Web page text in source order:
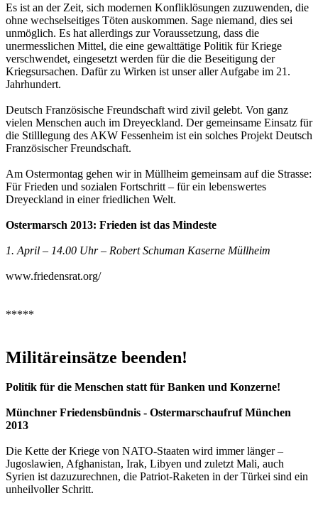
Es ist an der Zeit, sich modernen Konfliklösungen zuzuwenden, die
ohne wechselseitiges Töten auskommen. Sage niemand, dies sei
unmöglich. Es hat allerdings zur Voraussetzung, dass die
unermesslichen Mittel, die eine gewalttätige Politik für Kriege
verschwendet, eingesetzt werden für die die Beseitigung der
Kriegsursachen. Dafür zu Wirken ist unser aller Aufgabe im 21.
Jahrhundert.
Deutsch Französische Freundschaft wird zivil gelebt. Von ganz
vielen Menschen auch im Dreyeckland. Der gemeinsame Einsatz für
die Stilllegung des AKW Fessenheim ist ein solches Projekt Deutsch
Französischer Freundschaft.
Am Ostermontag gehen wir in Müllheim gemeinsam auf die Strasse:
Für Frieden und sozialen Fortschritt – für ein lebenswertes
Dreyeckland in einer friedlichen Welt.
Ostermarsch 2013: Frieden ist das Mindeste
1. April – 14.00 Uhr – Robert Schuman Kaserne Müllheim
www.friedensrat.org/
*****
Militäreinsätze beenden!
Politik für die Menschen statt für Banken und Konzerne!
Münchner Friedensbündnis - Ostermarschaufruf München
2013
Die Kette der Kriege von NATO-Staaten wird immer länger –
Jugoslawien, Afghanistan, Irak, Libyen und zuletzt Mali, auch
Syrien ist dazuzurechnen, die Patriot-Raketen in der Türkei sind ein
unheilvoller Schritt.